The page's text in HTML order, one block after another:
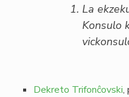
La
Konsulo
Dekreto Trifonĉovski,